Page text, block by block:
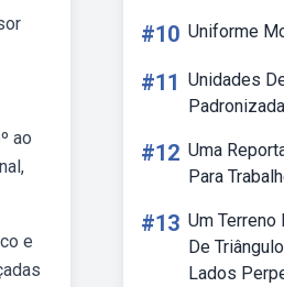
ao
e
#10 Uniforme
#11 Unidades
#12 Uma
Para
#13 Um
De
Lados